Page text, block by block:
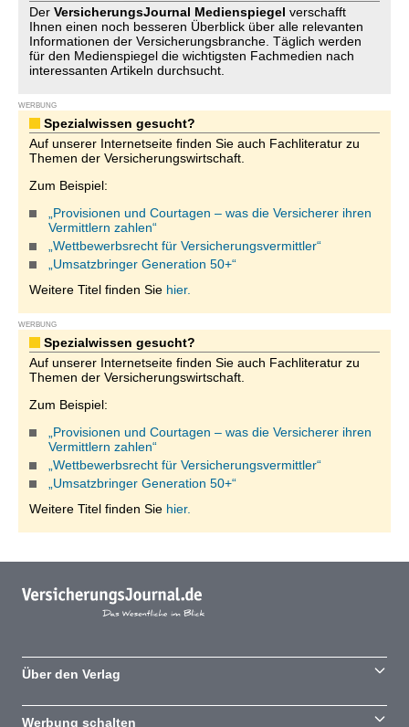
Der VersicherungsJournal Medienspiegel verschafft
Ihnen einen noch besseren Überblick über alle relevanten
Informationen der Versicherungsbranche. Täglich werden
für den Medienspiegel die wichtigsten Fachmedien nach
interessanten Artikeln durchsucht.
WERBUNG
Spezialwissen gesucht?
Auf unserer Internetseite finden Sie auch Fachliteratur zu
Themen der Versicherungswirtschaft.
Zum Beispiel:
„Provisionen und Courtagen – was die Versicherer ihren
Vermittlern zahlen“
„Wettbewerbsrecht für Versicherungsvermittler“
„Umsatzbringer Generation 50+“
Weitere Titel finden Sie hier.
WERBUNG
Spezialwissen gesucht?
Auf unserer Internetseite finden Sie auch Fachliteratur zu
Themen der Versicherungswirtschaft.
Zum Beispiel:
„Provisionen und Courtagen – was die Versicherer ihren
Vermittlern zahlen“
„Wettbewerbsrecht für Versicherungsvermittler“
„Umsatzbringer Generation 50+“
Weitere Titel finden Sie hier.
Über den Verlag
Werbung schalten